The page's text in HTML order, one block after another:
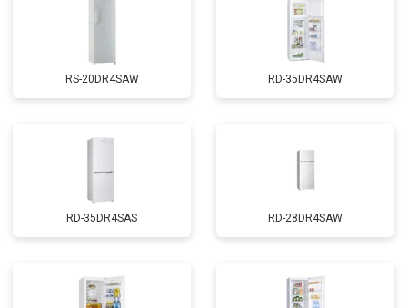
RS-20DR4SAW RD-35DR4SAW
RD-35DR4SAS RD-28DR4SAW